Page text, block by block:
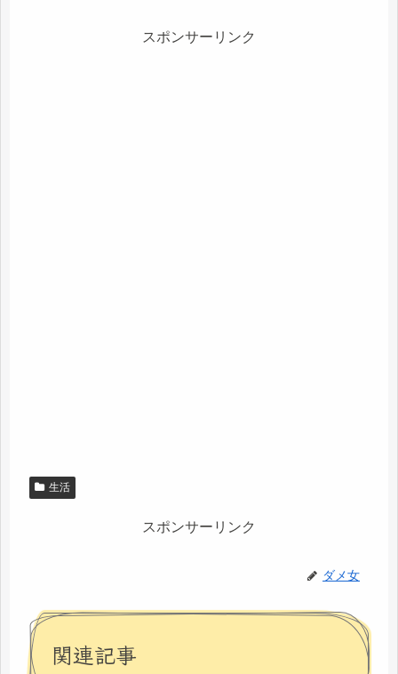
スポンサーリンク
生活
スポンサーリンク
ダメ女
関連記事